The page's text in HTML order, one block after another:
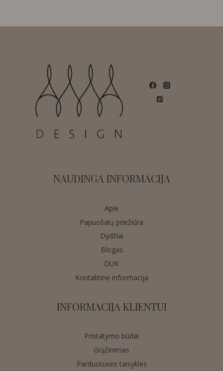
NAUDINGA INFORMACIJA
Apie
Papuošalų priežiūra
Dydžiai
Blogas
DUK
Kontaktinė informacija
INFORMACIJA KLIENTUI
Pristatymo būdai
Grąžinimas
Parduotuvės taisyklės